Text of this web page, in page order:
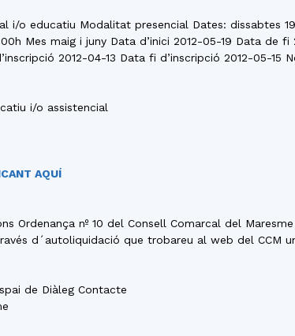
i/o educatiu Modalitat presencial Dates: dissabtes
Mes maig i juny Data d’inici 2012-05-19 Data de
2012-04-13 Data fi d’inscripció 2012-05-15
i/o assistencial
AQUÍ
Ordenança nº 10 del Consell Comarcal del
d´autoliquidació que trobareu al web del CCM
de Diàleg Contacte